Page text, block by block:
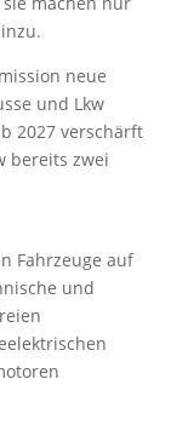
neue
und Lkw
2027 verschärft
bereits zwei
Fahrzeuge auf
und